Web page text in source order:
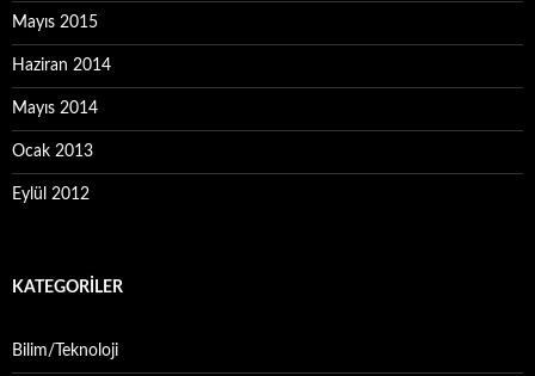
Mayıs 2015
Haziran 2014
Mayıs 2014
Ocak 2013
Eylül 2012
KATEGORILER
Bilim/Teknoloji